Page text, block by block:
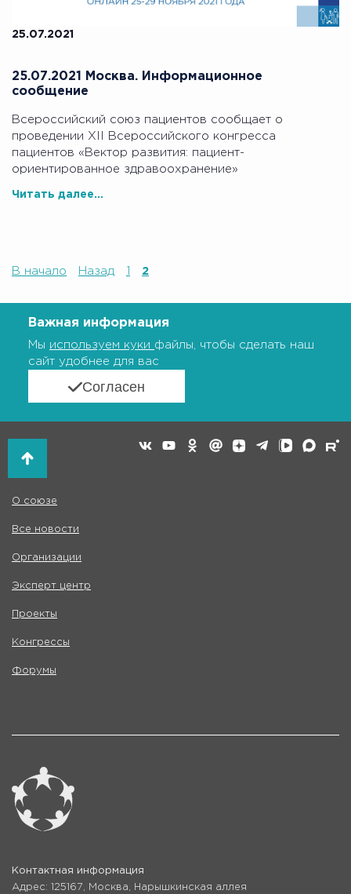
25.07.2021
25.07.2021 Москва. Информационное
сообщение
Всероссийский союз пациентов сообщает o
проведении XII Всероссийского конгресса
пациентов «Вектор развития: пациент-
ориентированное здравоохранение»
Читать далее...
В начало Назад 2
Важная информация
Мы используем куки файлы, чтобы сделать наш
сайт удобнее для вас
Согласен
О союзе
Все новости
Организации
Эксперт центр
Проекты
Конгрессы
Форумы
Контактная информация
Адрес: 125167, Москва, Нарышкинская аллея